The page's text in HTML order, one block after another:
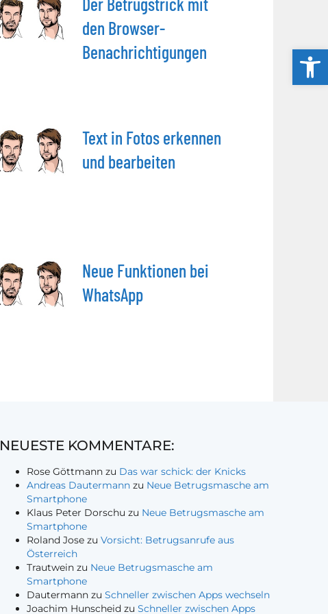
den Browser-
Benachrichtigungen
Text in Fotos erkennen
und bearbeiten
Neue Funktionen bei
WhatsApp
NEUESTE KOMMENTARE:
Rose Göttmann zu Das war schick: der Knicks
Andreas Dautermann zu Neue Betrugsmasche am
Smartphone
Klaus Peter Dorschu zu Neue Betrugsmasche am
Smartphone
Roland Jose zuVorsicht: Betrugsanrufe aus
Österreich
Trautwein zu Neue Betrugsmasche am
Smartphone
Dautermann zuSchneller zwischen Apps wechseln
Joachim Hunscheid zuSchneller zwischen Apps